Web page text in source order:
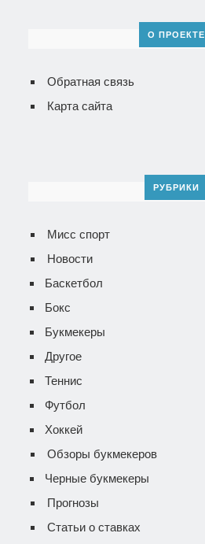
О ПРОЕКТЕ
Обратная связь
Карта сайта
РУБРИКИ
Мисс спорт
Новости
Баскетбол
Бокс
Букмекеры
Другое
Теннис
Футбол
Хоккей
Обзоры букмекеров
Черные букмекеры
Прогнозы
Статьи о ставках